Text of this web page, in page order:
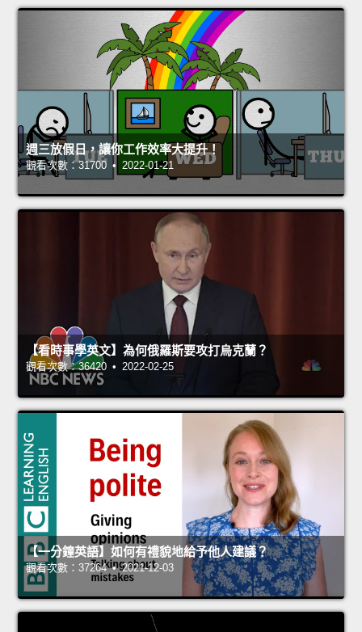
週三放假日，讓你工作效率大提升！
觀看次數：31700 • 2022-01-21
【看時事學英文】為何俄羅斯要攻打烏克蘭？
觀看次數：36420 • 2022-02-25
【一分鐘英語】如何有禮貌地給予他人建議？
觀看次數：37264 • 2021-12-03